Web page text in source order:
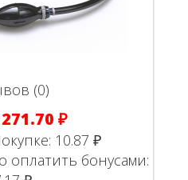
(0)
271.70 ₽
10.87 ₽
оплатить бонусами: